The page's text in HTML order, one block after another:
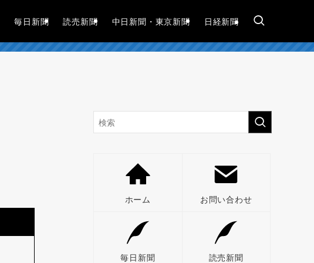
毎日新聞 読売新聞 中日新聞・東京新聞 日経新聞
ホーム お問い合わせ
毎日新聞 読売新聞